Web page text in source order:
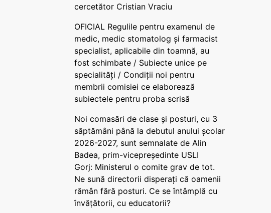
cercetător Cristian Vraciu
OFICIAL Regulile pentru examenul de
medic, medic stomatolog și farmacist
specialist, aplicabile din toamnă, au
fost schimbate / Subiecte unice pe
specialități / Condiții noi pentru
membrii comisiei ce elaborează
subiectele pentru proba scrisă
Noi comasări de clase și posturi, cu 3
săptămâni până la debutul anului școlar
2026-2027, sunt semnalate de Alin
Badea, prim-vicepreședinte USLI
Gorj: Ministerul o comite grav de tot.
Ne sună directorii disperați că oamenii
rămân fără posturi. Ce se întâmplă cu
învățătorii, cu educatorii?